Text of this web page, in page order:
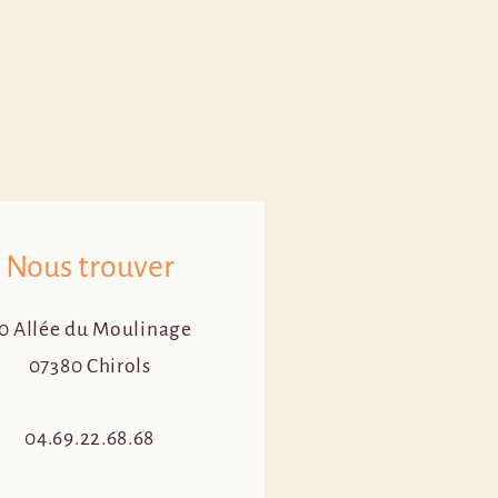
Nous trouver
Allée du Moulinage
07380 Chirols
04.69.22.68.68